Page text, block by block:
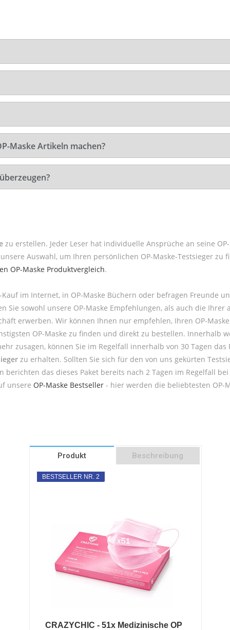
Maske Artikeln machen?
zu erstellen. Jeder Leser hat individuelle Ansprüche an seine
Auswahl, um Ihren persönlichen OP-Maske-Testsieger
OP-Maske Produktvergleich.
im Internet, in OP-Maske Büchern oder befragen Freunde
sowohl unsere OP-Maske Empfehlungen, als auch die
erwerben. Wir können Ihnen nur empfehlen, Ihren OP-
OP-Maske zu finden und direkt zu bestellen. Innerhalb
zusagen, können Sie im Regelfall innerhalb von 30 Tagen
zu erhalten. Sollten Sie sich für den von uns gekürten
berichten das dieses Paket bereits nach 2 Tagen im Regelfall
unsere OP-Maske Bestseller - hier werden die beliebtesten OP-
Produkt Beschreibung
BESTSELLER NR. 2
CRAZYCHIC - 51x Medizinische OP